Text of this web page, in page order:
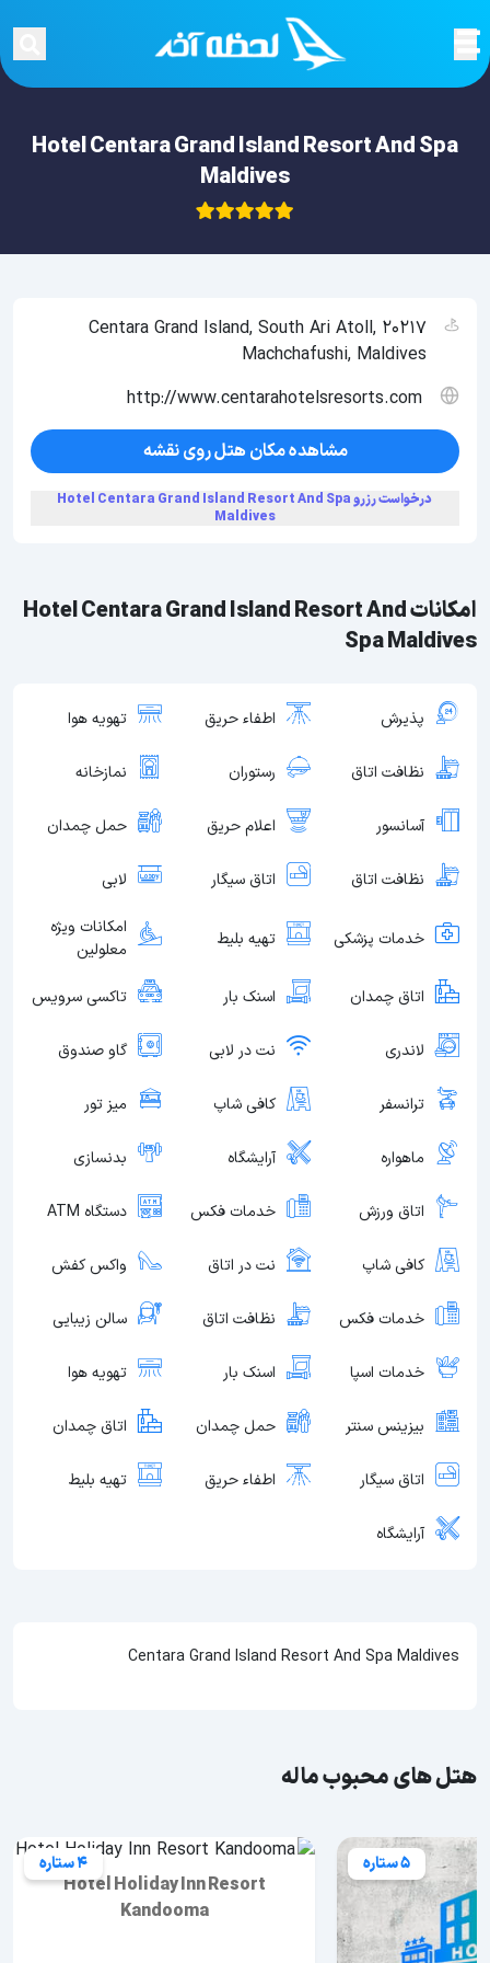
Hotel Centara Grand Island Resort And Spa
Maldives
امکانات Hotel Centara Grand Island Resort And
Spa Maldives
پذیرش اطفاء حریق تهویه هوا
نظافت اتاق رستوران نمازخانه
آسانسور اعلام حریق حمل چمدان
نظافت اتاق اتاق سیگار لابی
خدمات پزشکی تهیه بلیط
امکانات ویژه
معلولین
اتاق چمدان اسنک بار تاکسی سرویس
لاندری نت در لابی گاو صندوق
ترانسفر کافی شاپ میز تور
ماهواره آرایشگاه بدنسازی
اتاق ورزش خدمات فکس دستگاه ATM
کافی شاپ نت در اتاق واکس کفش
خدمات فکس نظافت اتاق سالن زیبایی
خدمات اسپا اسنک بار تهویه هوا
بیزینس سنتر حمل چمدان اتاق چمدان
اتاق سیگار اطفاء حریق تهیه بلیط
آرایشگاه
Centara Grand Island Resort And Spa Maldives
هتل های محبوب ماله
5 ستاره 4 ستاره
Hotel Holiday Inn Resort
Kandooma
Centara Grand Island, South Ari Atoll, 20217
Machchafushi, Maldives
http://www.centarahotelsresorts.com
مشاهده مکان هتل روی نقشه
درخواست رزرو Hotel Centara Grand Island Resort And Spa
Maldives